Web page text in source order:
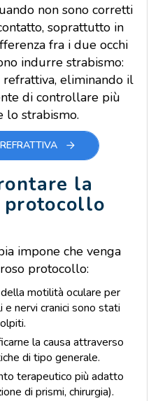
non sono corretti
soprattutto in
fra i due occhi
indurre strabismo:
eliminando il
di controllare più
lo strabismo.
la
impone che venga
protocollo:
motilità oculare per
nervi cranici sono stati
la causa attraverso
di tipo generale.
terapeutico più adatto
di prismi, chirurgia).